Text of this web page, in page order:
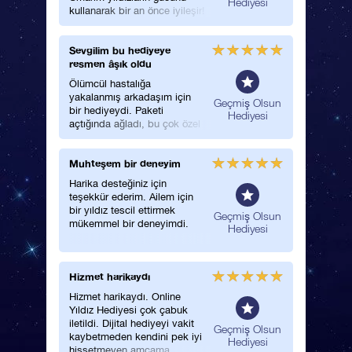
kullanarak bir an önce iyileşir!
Sevgilim bu hediyeye
resmen âşık oldu
Ölümcül hastalığa
yakalanmış arkadaşım için
bir hediyeydi. Paketi
açtığında ağladı, bu çok özel
hediyeyi kesinlikle çok sevdi.
Geçmiş Olsun
Hediyesi
Muhteşem bir deneyim
Harika desteğiniz için
teşekkür ederim. Ailem için
bir yıldız tescil ettirmek
mükemmel bir deneyimdi.
Geçmiş Olsun
Hediyesi
Hizmet harikaydı
Hizmet harikaydı. Online
Yıldız Hediyesi çok çabuk
iletildi. Dijital hediyeyi vakit
kaybetmeden kendini pek iyi
Geçmiş Olsun
Hediyesi
hediye
Bu